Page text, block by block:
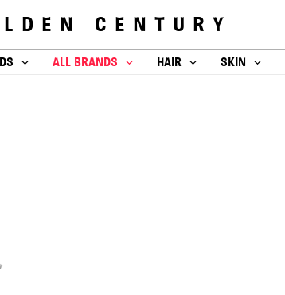
CENTURY
ALL BRANDS HAIR SKIN